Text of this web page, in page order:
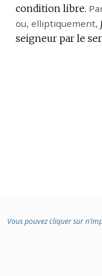
DOMAINE
:
condition libre.
ou, elliptiquement,
seigneur par le
Vous pouvez cliquer sur